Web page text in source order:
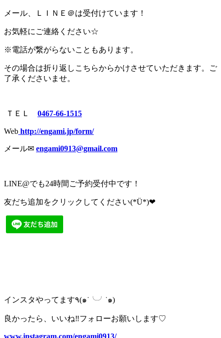
メール、ＬＩＮＥ＠は受付けています！
お気軽にご連絡ください☆
※電話が繋がらないこともあります。
その場合は折り返しこちらからかけさせていただきます。ご
了承くださいませ。
ＴＥＬ 0467-66-1515
Web http://engami.jp/form/
メール✉︎ engami0913@gmail.com
LINE@でも24時間ご予約受付中です！
友だち追加をクリックしてください(*Ü*)❤︎
インスタやってます٩(๑˙╰╯˙๑)
良かったら、いいね‼︎フォローお願いします♡